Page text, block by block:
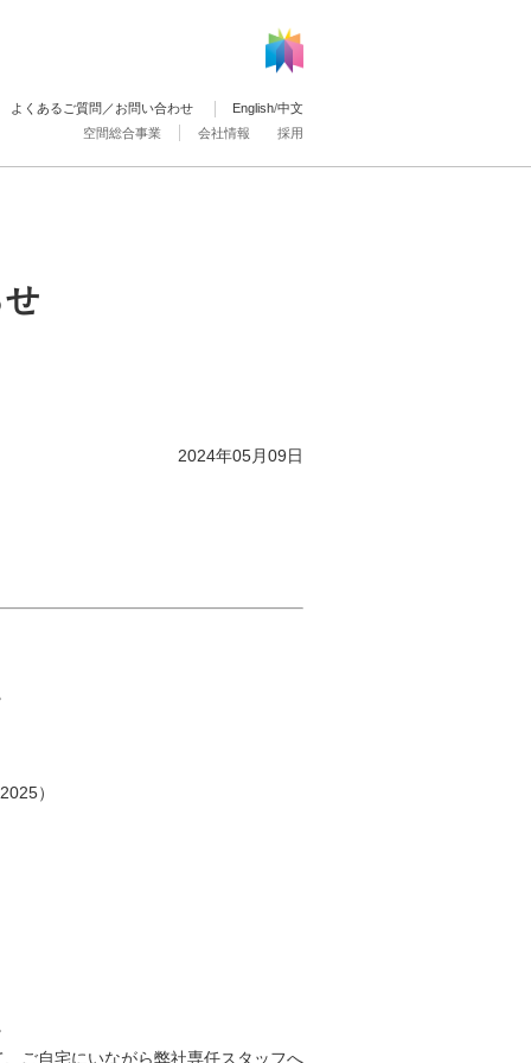
空間総合事業 会社情報 採用
よくあるご質問／お問い合わせ English/中文
2024年05月09日
）
ご自宅にいながら弊社専任スタッフへ